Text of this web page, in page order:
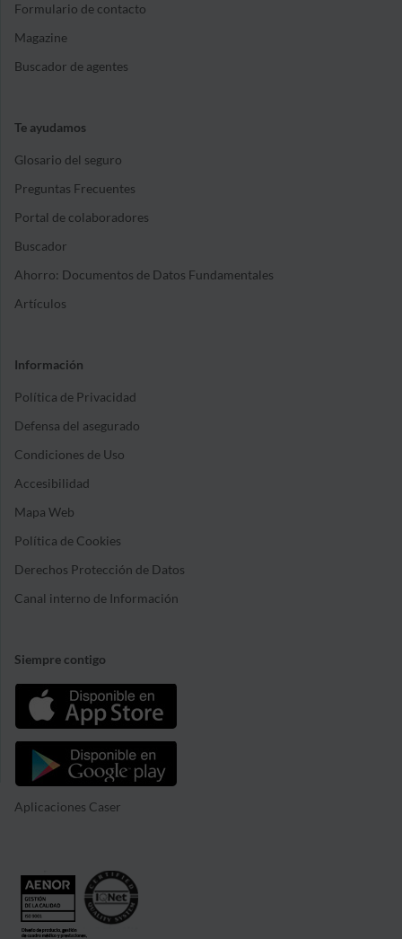
Formulario de contacto
Magazine
Buscador de agentes
Te ayudamos
Glosario del seguro
Preguntas Frecuentes
Portal de colaboradores
Buscador
Ahorro: Documentos de Datos Fundamentales
Artículos
Información
Política de Privacidad
Defensa del asegurado
Condiciones de Uso
Accesibilidad
Mapa Web
Política de Cookies
Derechos Protección de Datos
Canal interno de Información
Siempre contigo
Aplicaciones Caser